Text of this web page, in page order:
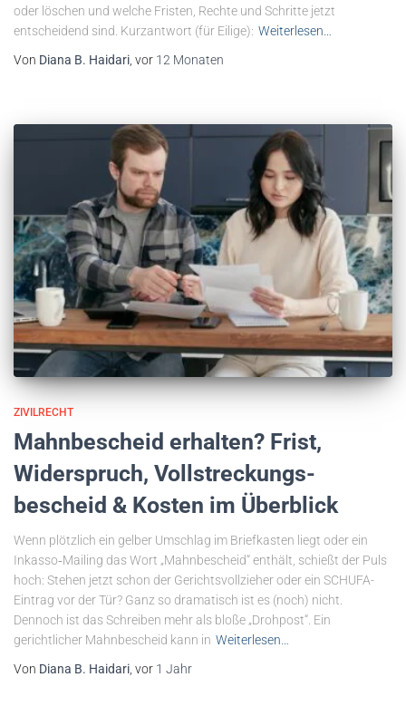
oder löschen und welche Fristen, Rechte und Schritte jetzt
entscheidend sind. Kurzantwort (für Eilige): Weiterlesen…
Von Diana B. Haidari, vor 12 Monaten
ZIVILRECHT
Mahnbescheid erhalten? Frist,
Widerspruch, Vollstreckungs­
bescheid & Kosten im Überblick
Wenn plötzlich ein gelber Umschlag im Briefkasten liegt oder ein
Inkasso‐Mailing das Wort „Mahnbescheid“ enthält, schießt der Puls
hoch: Stehen jetzt schon der Gerichtsvollzieher oder ein SCHUFA-
Eintrag vor der Tür? Ganz so dramatisch ist es (noch) nicht.
Dennoch ist das Schreiben mehr als bloße „Drohpost“. Ein
gerichtlicher Mahnbescheid kann in Weiterlesen…
Von Diana B. Haidari , vor 1 Jahr